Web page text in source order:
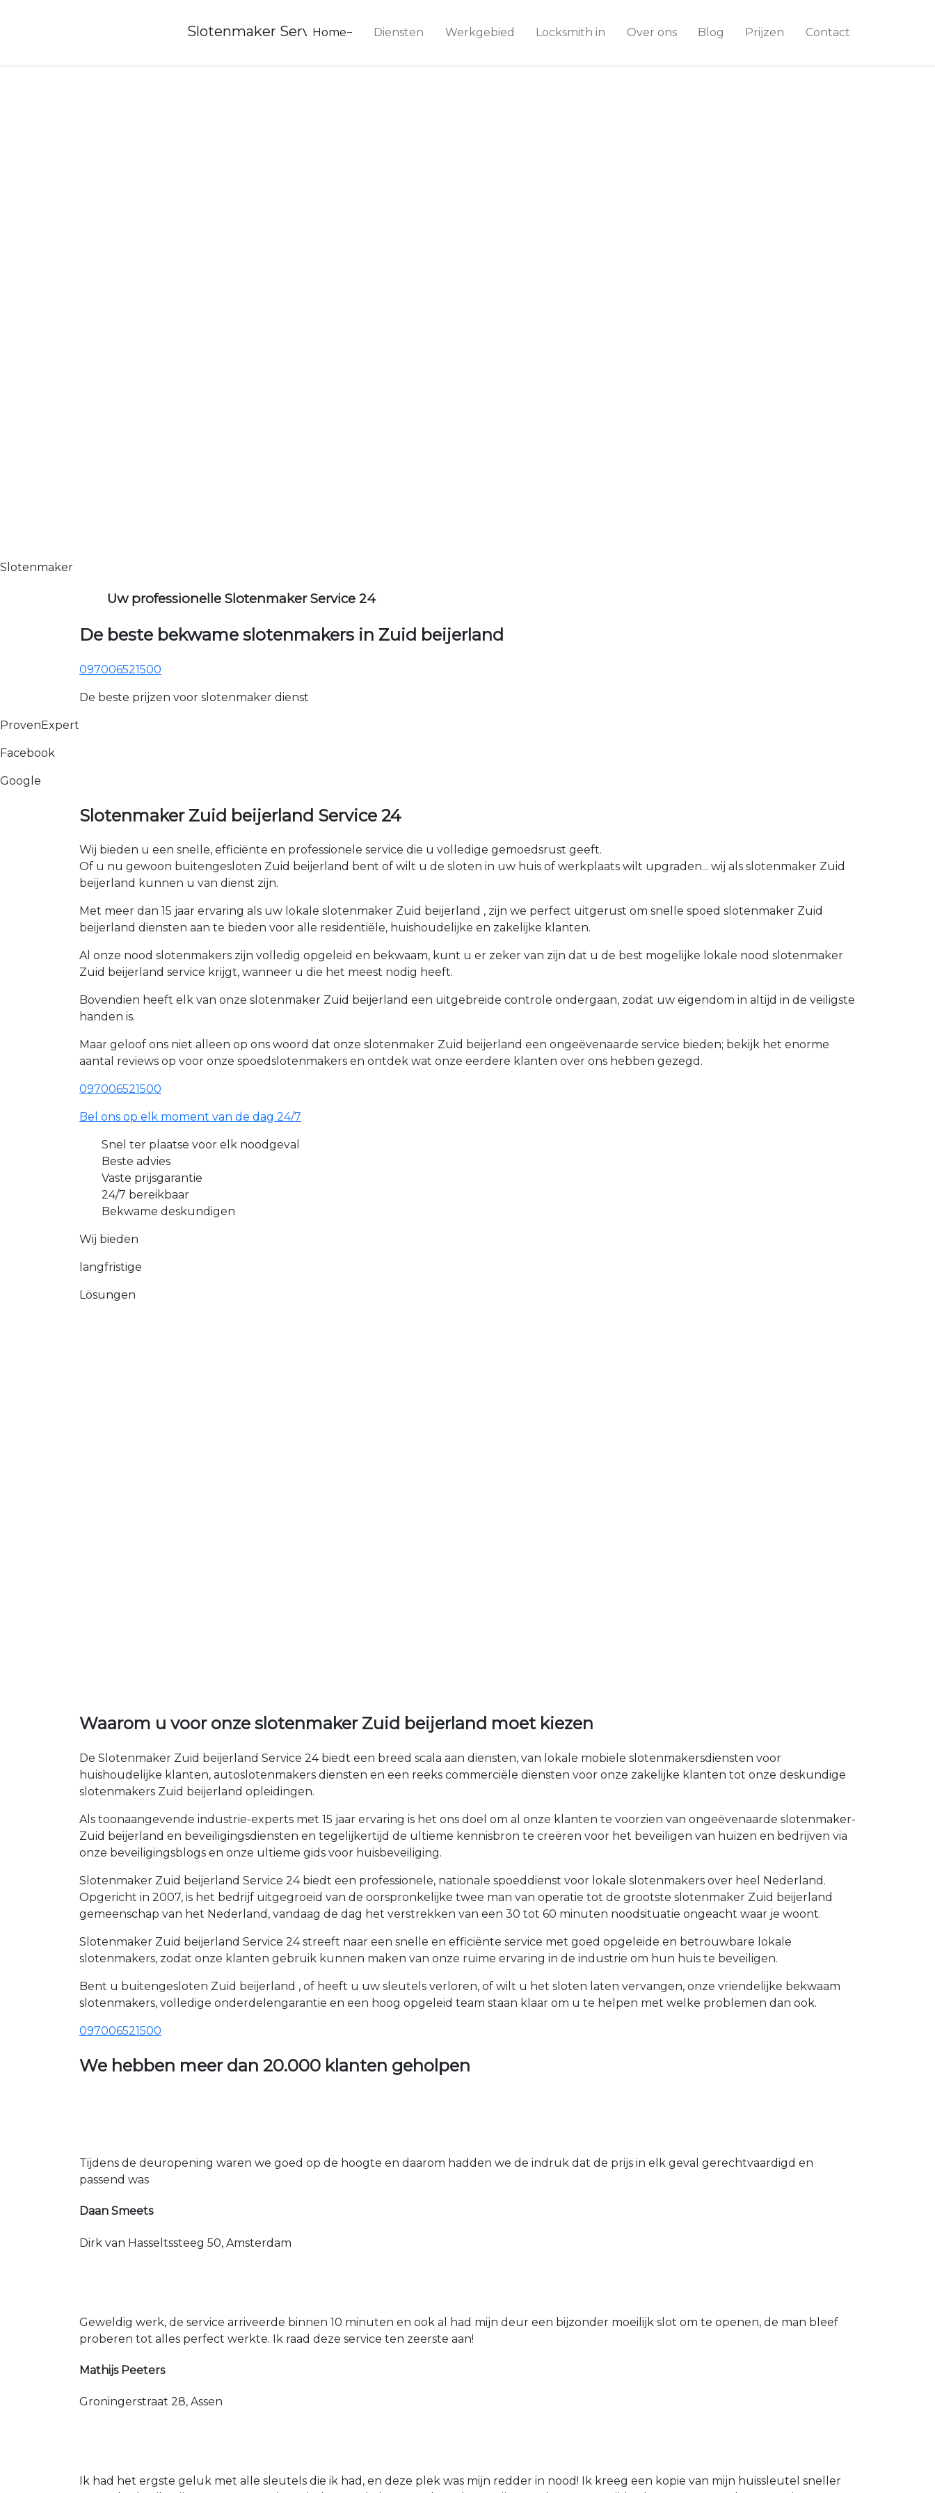
Slotenmaker Service 24
Home Diensten Werkgebied Locksmith in Over ons Blog Prijzen Contact
Slotenmaker
Uw professionelle Slotenmaker Service 24
De beste bekwame slotenmakers in Zuid beijerland
097006521500
De beste prijzen voor slotenmaker dienst
ProvenExpert
Facebook
Google
Slotenmaker Zuid beijerland Service 24
Wij bieden u een snelle, efficiënte en professionele service die u volledige gemoedsrust geeft.
Of u nu gewoon buitengesloten Zuid beijerland bent of wilt u de sloten in uw huis of werkplaats wilt upgraden... wij als slotenmaker Zuid
beijerland kunnen u van dienst zijn.
Met meer dan 15 jaar ervaring als uw lokale slotenmaker Zuid beijerland , zijn we perfect uitgerust om snelle spoed slotenmaker Zuid
beijerland diensten aan te bieden voor alle residentiële, huishoudelijke en zakelijke klanten.
Al onze nood slotenmakers zijn volledig opgeleid en bekwaam, kunt u er zeker van zijn dat u de best mogelijke lokale nood slotenmaker
Zuid beijerland service krijgt, wanneer u die het meest nodig heeft.
Bovendien heeft elk van onze slotenmaker Zuid beijerland een uitgebreide controle ondergaan, zodat uw eigendom in altijd in de veiligste
handen is.
Maar geloof ons niet alleen op ons woord dat onze slotenmaker Zuid beijerland een ongeëvenaarde service bieden; bekijk het enorme
aantal reviews op voor onze spoedslotenmakers en ontdek wat onze eerdere klanten over ons hebben gezegd.
097006521500
Bel ons op elk moment van de dag 24/7
Snel ter plaatse voor elk noodgeval
Beste advies
Vaste prijsgarantie
24/7 bereikbaar
Bekwame deskundigen
Wij bieden
langfristige
Lösungen
Waarom u voor onze slotenmaker Zuid beijerland moet kiezen
De Slotenmaker Zuid beijerland Service 24 biedt een breed scala aan diensten, van lokale mobiele slotenmakersdiensten voor
huishoudelijke klanten, autoslotenmakers diensten en een reeks commerciële diensten voor onze zakelijke klanten tot onze deskundige
slotenmakers Zuid beijerland opleidingen.
Als toonaangevende industrie-experts met 15 jaar ervaring is het ons doel om al onze klanten te voorzien van ongeëvenaarde slotenmaker-
Zuid beijerland en beveiligingsdiensten en tegelijkertijd de ultieme kennisbron te creëren voor het beveiligen van huizen en bedrijven via
onze beveiligingsblogs en onze ultieme gids voor huisbeveiliging.
Slotenmaker Zuid beijerland Service 24 biedt een professionele, nationale spoeddienst voor lokale slotenmakers over heel Nederland.
Opgericht in 2007, is het bedrijf uitgegroeid van de oorspronkelijke twee man van operatie tot de grootste slotenmaker Zuid beijerland
gemeenschap van het Nederland, vandaag de dag het verstrekken van een 30 tot 60 minuten noodsituatie ongeacht waar je woont.
Slotenmaker Zuid beijerland Service 24 streeft naar een snelle en efficiënte service met goed opgeleide en betrouwbare lokale
slotenmakers, zodat onze klanten gebruik kunnen maken van onze ruime ervaring in de industrie om hun huis te beveiligen.
Bent u buitengesloten Zuid beijerland , of heeft u uw sleutels verloren, of wilt u het sloten laten vervangen, onze vriendelijke bekwaam
slotenmakers, volledige onderdelengarantie en een hoog opgeleid team staan klaar om u te helpen met welke problemen dan ook.
097006521500
We hebben meer dan 20.000 klanten geholpen
Tijdens de deuropening waren we goed op de hoogte en daarom hadden we de indruk dat de prijs in elk geval gerechtvaardigd en
passend was
Daan Smeets
Dirk van Hasseltssteeg 50, Amsterdam
Geweldig werk, de service arriveerde binnen 10 minuten en ook al had mijn deur een bijzonder moeilijk slot om te openen, de man bleef
proberen tot alles perfect werkte. Ik raad deze service ten zeerste aan!
Mathijs Peeters
Groningerstraat 28, Assen
Ik had het ergste geluk met alle sleutels die ik had, en deze plek was mijn redder in nood! Ik kreeg een kopie van mijn huissleutel sneller